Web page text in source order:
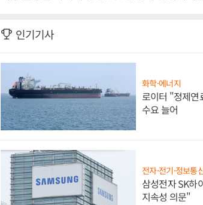
인기기사
화학·에너지
로이터 "정제연
수요 늘어
전자·전기·정보통
삼성전자 SK하
지속성 의문"